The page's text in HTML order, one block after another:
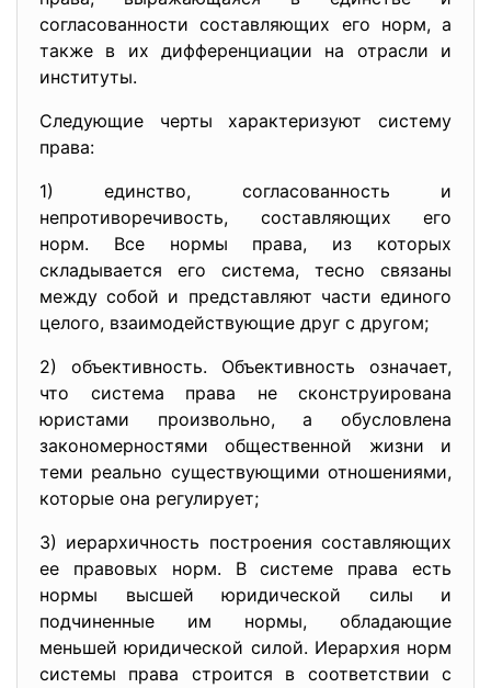
согласованности составляющих его норм, а
также в их дифференциации на отрасли и
институты.
Следующие черты характеризуют систему
права:
1) единство, согласованность и
непротиворечивость, составляющих его
норм. Все нормы права, из которых
складывается его система, тесно связаны
между собой и представляют части единого
целого, взаимодействующие друг с другом;
2) объективность. Объективность означает,
что система права не сконструирована
юристами произвольно, а обусловлена
закономерностями общественной жизни и
теми реально существующими отношениями,
которые она регулирует;
3) иерархичность построения составляющих
ее правовых норм. В системе права есть
нормы высшей юридической силы и
подчиненные им нормы, обладающие
меньшей юридической силой. Иерархия норм
системы права строится в соответствии с